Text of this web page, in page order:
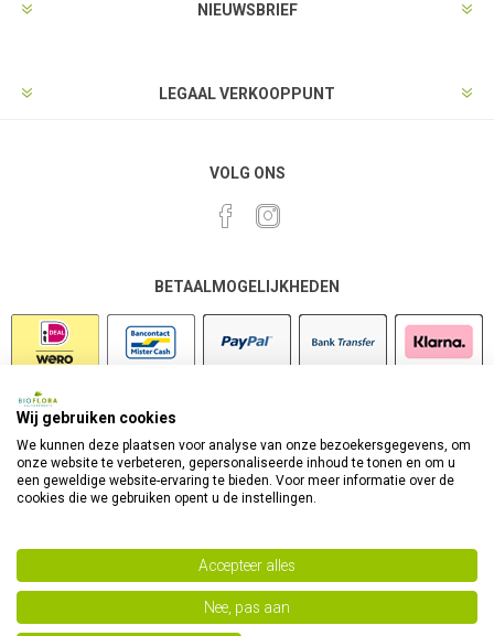
NIEUWSBRIEF
LEGAAL VERKOOPPUNT
VOLG ONS
BETAALMOGELIJKHEDEN
Powered bynopCommerce
Wij gebruiken cookies
We kunnen deze plaatsen voor analyse van onze bezoekersgegevens, om
onze website te verbeteren, gepersonaliseerde inhoud te tonen en om u
een geweldige website-ervaring te bieden. Voor meer informatie over de
cookies die we gebruiken opent u de instellingen.
Accepteer alles
Nee, pas aan